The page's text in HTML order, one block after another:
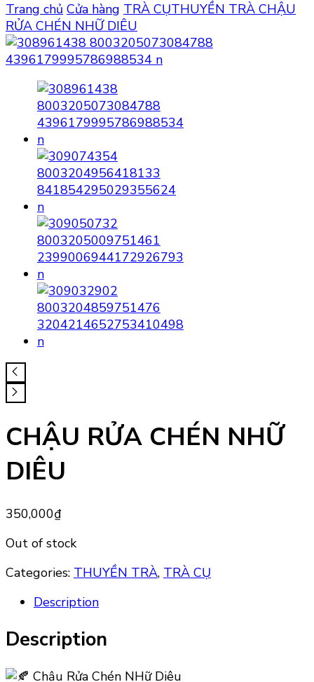
Trang chủ Cửa hàng TRÀ CỤTHUYỀN TRÀ CHẬU
RỬA CHÉN NHỮ DIÊU
CHẬU RỬA CHÉN NHỮ
DIÊU
350,000₫
Out of stock
Categories: THUYỀN TRÀ, TRÀ CỤ
Description
Description
Chậu Rửa Chén NHữ Diêu